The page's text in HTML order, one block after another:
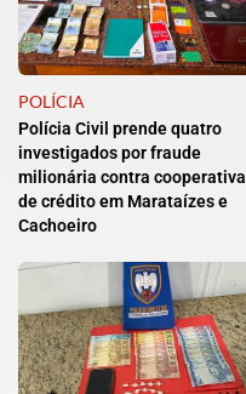
POLÍCIA
Polícia Civil prende quatro
investigados por fraude
milionária contra cooperativa
de crédito em Marataízes e
Cachoeiro